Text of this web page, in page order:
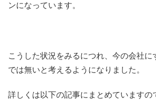
ンになっています。
こうした状況をみるにつれ、今の会社に
では無いと考えるようになりました。
詳しくは以下の記事にまとめていますの